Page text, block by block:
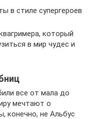
в стиле супергероев
который
в мир чудес и
все от мала до
мечтают о
конечно, не Альбус